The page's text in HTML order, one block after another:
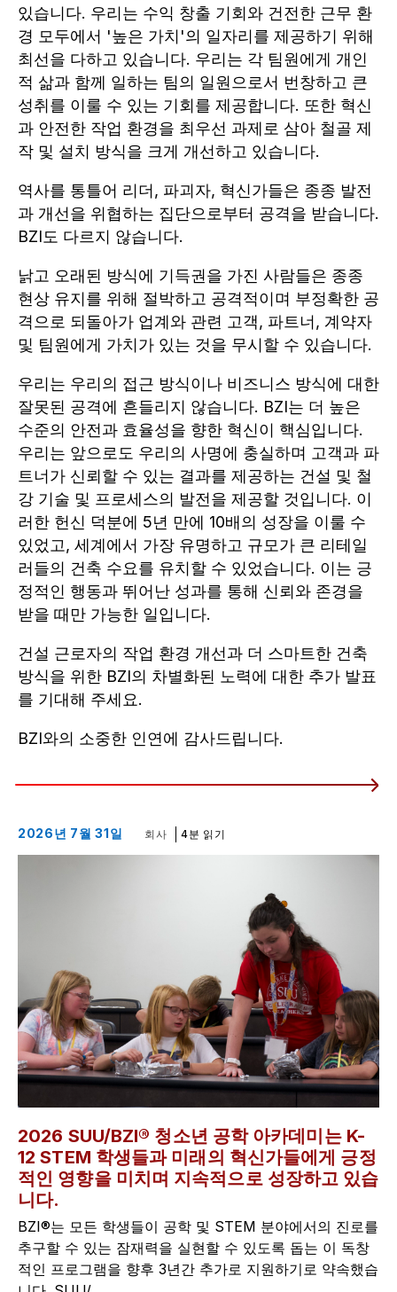
있습니다. 우리는 수익 창출 기회와 건전한 근무 환
경 모두에서 '높은 가치'의 일자리를 제공하기 위해
최선을 다하고 있습니다. 우리는 각 팀원에게 개인
적 삶과 함께 일하는 팀의 일원으로서 번창하고 큰
성취를 이룰 수 있는 기회를 제공합니다. 또한 혁신
과 안전한 작업 환경을 최우선 과제로 삼아 철골 제
작 및 설치 방식을 크게 개선하고 있습니다.
역사를 통틀어 리더, 파괴자, 혁신가들은 종종 발전
과 개선을 위협하는 집단으로부터 공격을 받습니다.
BZI도 다르지 않습니다.
낡고 오래된 방식에 기득권을 가진 사람들은 종종
현상 유지를 위해 절박하고 공격적이며 부정확한 공
격으로 되돌아가 업계와 관련 고객, 파트너, 계약자
및 팀원에게 가치가 있는 것을 무시할 수 있습니다.
우리는 우리의 접근 방식이나 비즈니스 방식에 대한
잘못된 공격에 흔들리지 않습니다. BZI는 더 높은
수준의 안전과 효율성을 향한 혁신이 핵심입니다.
우리는 앞으로도 우리의 사명에 충실하며 고객과 파
트너가 신뢰할 수 있는 결과를 제공하는 건설 및 철
강 기술 및 프로세스의 발전을 제공할 것입니다. 이
러한 헌신 덕분에 5년 만에 10배의 성장을 이룰 수
있었고, 세계에서 가장 유명하고 규모가 큰 리테일
러들의 건축 수요를 유치할 수 있었습니다. 이는 긍
정적인 행동과 뛰어난 성과를 통해 신뢰와 존경을
받을 때만 가능한 일입니다.
건설 근로자의 작업 환경 개선과 더 스마트한 건축
방식을 위한 BZI의 차별화된 노력에 대한 추가 발표
를 기대해 주세요.
BZI와의 소중한 인연에 감사드립니다.
2026년 7월 31일 회사 4분 읽기
2026 SUU/BZI® 청소년 공학 아카데미는 K-
12 STEM 학생들과 미래의 혁신가들에게 긍정
적인 영향을 미치며 지속적으로 성장하고 있습
니다.
BZI®는 모든 학생들이 공학 및 STEM 분야에서의 진로를
추구할 수 있는 잠재력을 실현할 수 있도록 돕는 이 독창
적인 프로그램을 향후 3년간 추가로 지원하기로 약속했습